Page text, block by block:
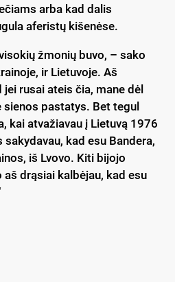
arba kad dalis
aferistų kišenėse.
žmonių buvo, – sako
ir Lietuvoje. Aš
rusai ateis čia, mane dėl
pastatys. Bet tegul
kai atvažiavau į Lietuvą 1976
kad esu Bandera,
iš Lvovo. Kiti bijojo
drąsiai kalbėjau, kad esu